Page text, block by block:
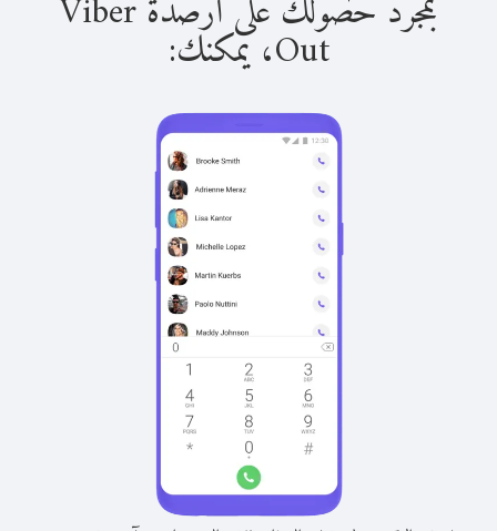
بمجرد حصولك على أرصدة Viber
Out، يمكنك: